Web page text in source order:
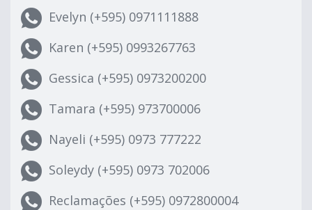
Evelyn (+595) 0971111888
Karen (+595) 0993267763
Gessica (+595) 0973200200
Tamara (+595) 973700006
Nayeli (+595) 0973 777222
Soleydy (+595) 0973 702006
Reclamações (+595) 0972800004